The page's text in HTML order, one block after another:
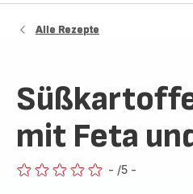
Alle Rezepte
mit Feta
- /5 -